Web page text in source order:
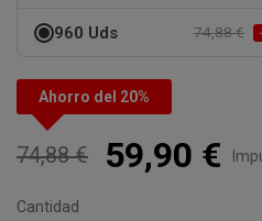
960 Uds 74,88 €
Ahorro del 20%
74,88 € 59,90 €
Cantidad